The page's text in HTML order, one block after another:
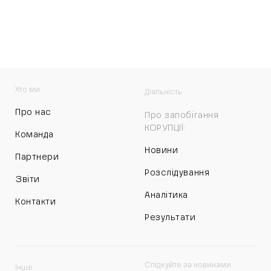
Хто ми
Про нас
Команда
Партнери
Звіти
Контакти
Діяльність
Про запобігання
КОРУПЦІЇ:
Новини
Розслідування
Аналітика
Результати
Інше Слідкуйте за новинами